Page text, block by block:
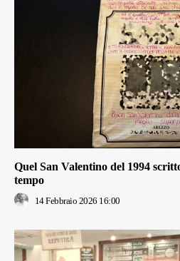
Quel San Valentino del 1994
tempo
14 Febbraio 2026 16:00